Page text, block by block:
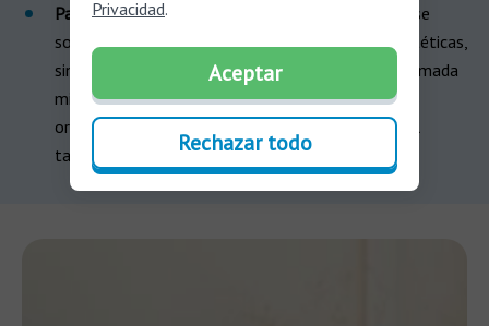
Paul Stanley: El guitarrista de Kiss, Paul Stanley, se
sometió a una otoplastia no solo por razones estéticas,
sino para corregir una malformación congénita llamada
microtia, que afectaba el desarrollo de una de sus
orejas. La cirugía le permitió mejorar la forma y el
tamaño de su oreja
Privacidad.
Aceptar
Rechazar todo